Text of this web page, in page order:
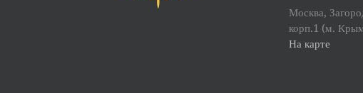
Москва,
корп.1 (м.
На карте